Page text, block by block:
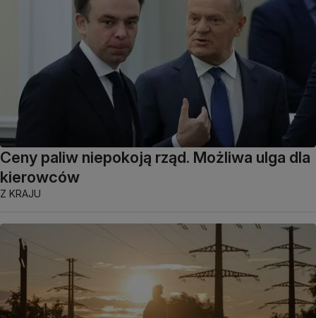
Ceny paliw niepokoją rząd. Możliwa ulga dla
kierowców
Z KRAJU